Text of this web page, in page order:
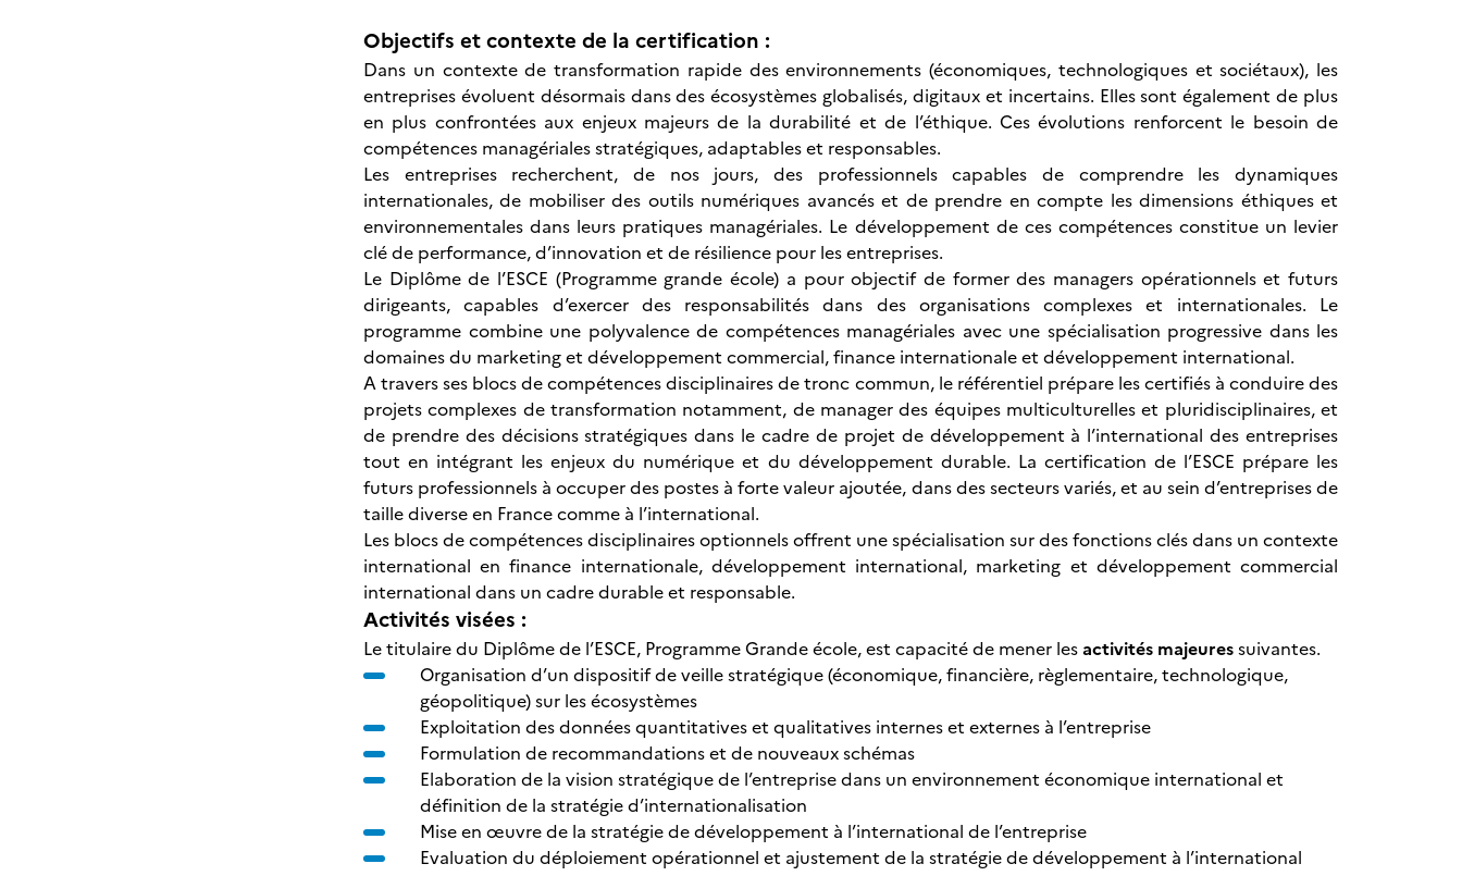
Objectifs et contexte de la certification :
Dans un contexte de transformation rapide des environnements (économiques, technologiques et sociétaux), les
entreprises évoluent désormais dans des écosystèmes globalisés, digitaux et incertains. Elles sont également de plus
en plus confrontées aux enjeux majeurs de la durabilité et de l’éthique. Ces évolutions renforcent le besoin de
compétences managériales stratégiques, adaptables et responsables.
Les entreprises recherchent, de nos jours, des professionnels capables de comprendre les dynamiques
internationales, de mobiliser des outils numériques avancés et de prendre en compte les dimensions éthiques et
environnementales dans leurs pratiques managériales. Le développement de ces compétences constitue un levier
clé de performance, d’innovation et de résilience pour les entreprises.
Le Diplôme de l’ESCE (Programme grande école) a pour objectif de former des managers opérationnels et futurs
dirigeants, capables d’exercer des responsabilités dans des organisations complexes et internationales. Le
programme combine une polyvalence de compétences managériales avec une spécialisation progressive dans les
domaines du marketing et développement commercial, finance internationale et développement international.
A travers ses blocs de compétences disciplinaires de tronc commun, le référentiel prépare les certifiés à conduire des
projets complexes de transformation notamment, de manager des équipes multiculturelles et pluridisciplinaires, et
de prendre des décisions stratégiques dans le cadre de projet de développement à l’international des entreprises
tout en intégrant les enjeux du numérique et du développement durable. La certification de l’ESCE prépare les
futurs professionnels à occuper des postes à forte valeur ajoutée, dans des secteurs variés, et au sein d’entreprises de
taille diverse en France comme à l’international.
Les blocs de compétences disciplinaires optionnels offrent une spécialisation sur des fonctions clés dans un contexte
international en finance internationale, développement international, marketing et développement commercial
international dans un cadre durable et responsable.
Activités visées :
Le titulaire du Diplôme de l’ESCE, Programme Grande école, est capacité de mener lesactivités majeuressuivantes.
Organisation d’un dispositif de veille stratégique (économique, financière, règlementaire, technologique,
géopolitique) sur les écosystèmes
Exploitation des données quantitatives et qualitatives internes et externes à l’entreprise
Formulation de recommandations et de nouveaux schémas
Elaboration de la vision stratégique de l’entreprise dans un environnement économique international et
définition de la stratégie d’internationalisation
Mise en œuvre de la stratégie de développement à l’international de l’entreprise
Evaluation du déploiement opérationnel et ajustement de la stratégie de développement à l’international